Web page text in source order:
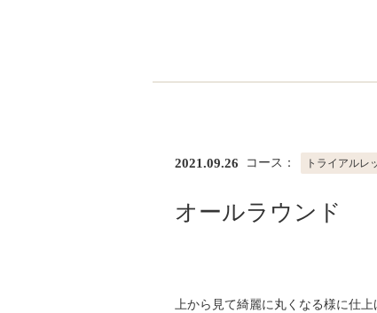
2021.09.26 コース： トライアルレ
オールラウンド
上から見て綺麗に丸くなる様に仕上